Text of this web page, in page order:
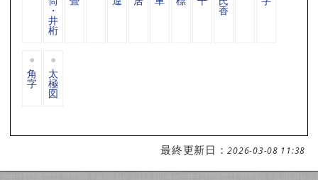
・
井
桁
香
角
字
太
極
図
最終更新日：2026-03-08 11:38